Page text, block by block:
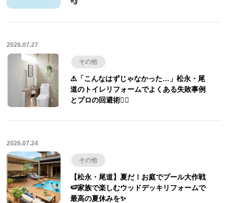
💨
2026.07.27
その他
⚠️「こんなはずじゃなかった…」松永・尾
道のトイレリフォームでよくある失敗事例
とプロの回避術🙅‍♀️
2026.07.24
その他
【松永・尾道】夏だ！お庭でプール大作戦
🍉家族で楽しむウッドデッキリフォームで
最高の夏休みを✨